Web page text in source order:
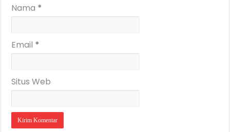
Nama *
Email *
Situs Web